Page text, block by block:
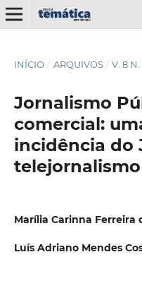
INÍCIO / ARQUIVOS / V. 8 N.
Jornalismo
comercial:
incidência do
Marília Carinna Ferreira
Luís Adriano Mendes